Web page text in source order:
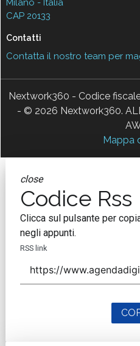
Milano - Italia
CAP 20133
Contatti
Contatta il nostro team per
Nextwork360 - Codice
- © 2026 Nextwork360.
Mappa
close
Codice Rss
Clicca sul pulsante per
negli appunti.
RSS link